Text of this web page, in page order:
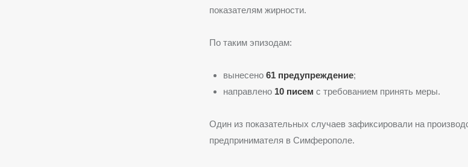
показателям жирности.
По таким эпизодам:
вынесено 61 предупреждение;
направлено 10 писем с требованием принять меры.
Один из показательных случаев зафиксировали на
предпринимателя в Симферополе.